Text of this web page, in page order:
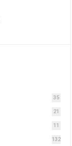
35
21
11
132